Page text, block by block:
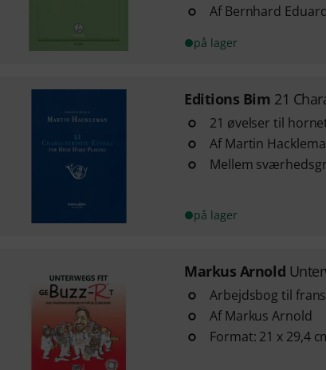
Af Bernhard
på lager
Editions Bim 21
21 øvelser til
Af Martin
Mellem
på lager
Markus Arnold
Arbejdsbog til
Af Markus Arnold
Format: 21 x 29,4